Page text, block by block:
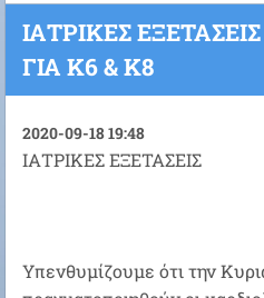
ΙΑΤΡΙΚΕΣ
ΓΙΑ Κ6 & Κ8
2020-09-18 19:48
ΙΑΤΡΙΚΕΣ ΕΞΕΤΑΣΕΙΣ
Υπενθυμίζουμε ότι την